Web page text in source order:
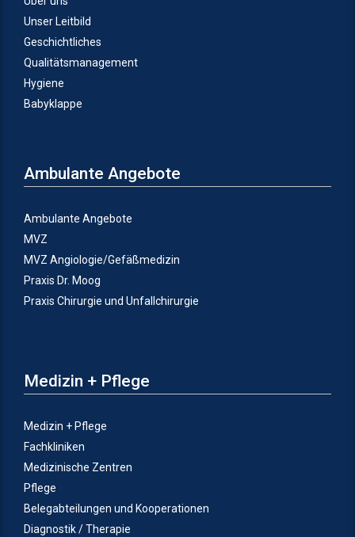
Unser Leitbild
Geschichtliches
Qualitätsmanagement
Hygiene
Babyklappe
Ambulante Angebote
Ambulante Angebote
MVZ
MVZ Angiologie/Gefäßmedizin
Praxis Dr. Moog
Praxis Chirurgie und Unfallchirurgie
Medizin + Pflege
Medizin + Pflege
Fachkliniken
Medizinische Zentren
Pflege
Belegabteilungen und Kooperationen
Diagnostik / Therapie